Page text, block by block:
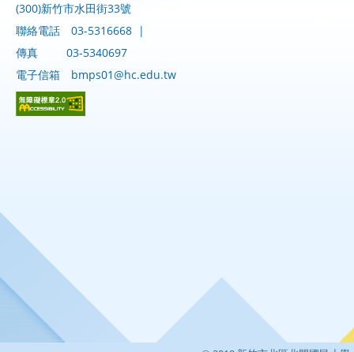
(300)新竹市水田街33號
聯絡電話
03-5316668 |
傳真
03-5340697
電子信箱
bmps01@hc.edu.tw